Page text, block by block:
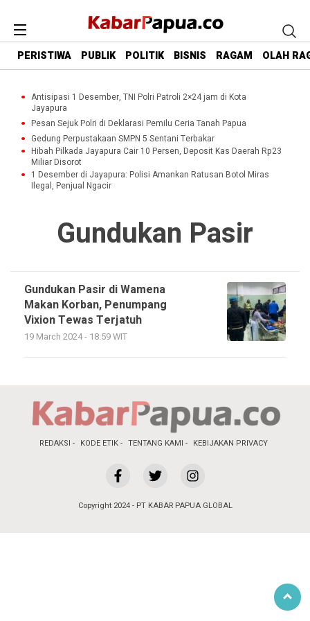
PERISTIWA PUBLIK POLITIK BISNIS RAGAM OLAH
Antisipasi 1 Desember, TNI Polri Patroli 2×24 jam di Kota
Jayapura
Pesan Sejuk Polri di Deklarasi Pemilu Ceria Tanah Papua
Gedung Perpustakaan SMPN 5 Sentani Terbakar
Hibah Pilkada Jayapura Cair 10 Persen, Deposit Kas Daerah Rp23
Miliar Disorot
1 Desember di Jayapura: Polisi Amankan Ratusan Botol Miras
Ilegal, Penjual Ngacir
Gundukan Pasir
Gundukan Pasir di Wamena
Makan Korban, Penumpang
Vixion Tewas Terjatuh
19 March 2024 - 18:59 WIT
REDAKSI KODE ETIK TENTANG KAMI KEBIJAKAN PRIVACY
Copyright 2024 - PT KABAR PAPUA GLOBAL